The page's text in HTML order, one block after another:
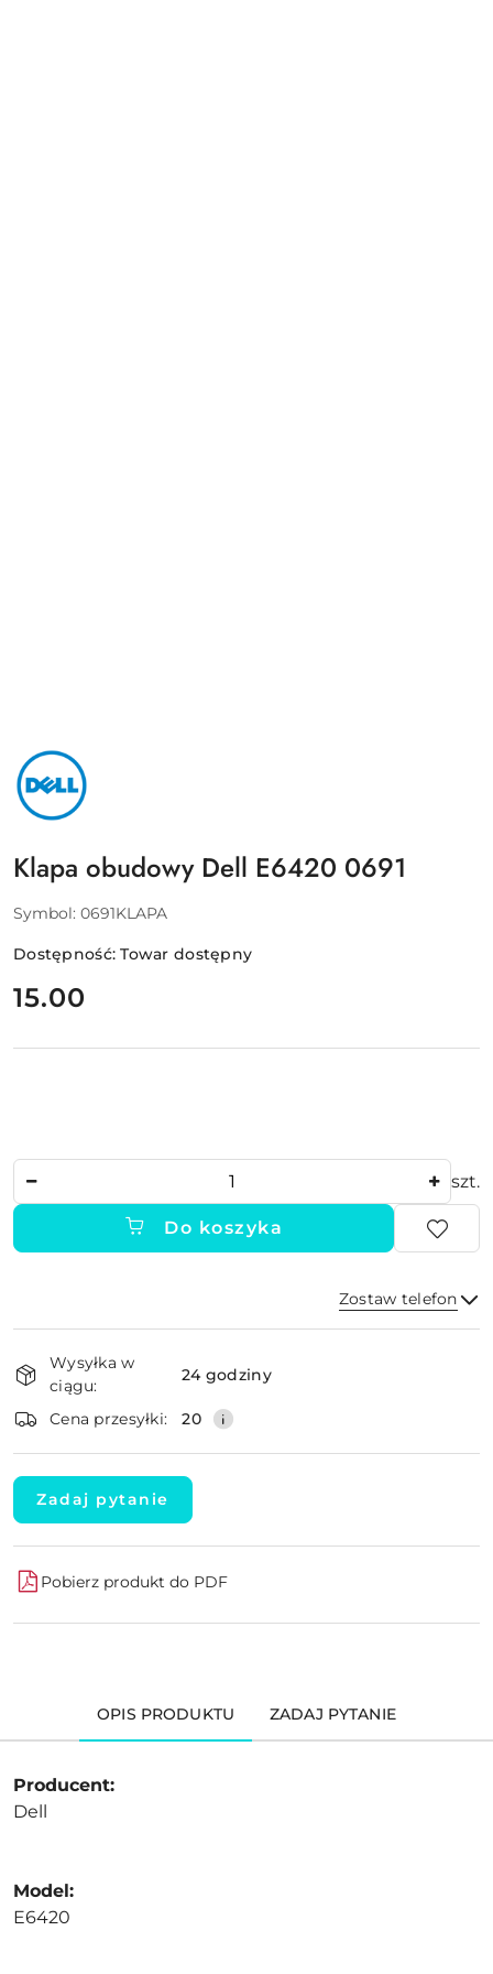
NAZWA
PRODUCENTA:
DELL
Klapa obudowy Dell E6420 0691
Symbol: 0691KLAPA
Dostępność:Towar dostępny
cena:
15.00
szt.
Do koszyka
Zostaw telefon
i
dostawa
Wysyłka w
ciągu:
24 godziny
Cena przesyłki: 20
Zadaj pytanie
Pobierz produkt do PDF
OPIS PRODUKTU ZADAJ PYTANIE
Producent:
Dell
Model:
E6420